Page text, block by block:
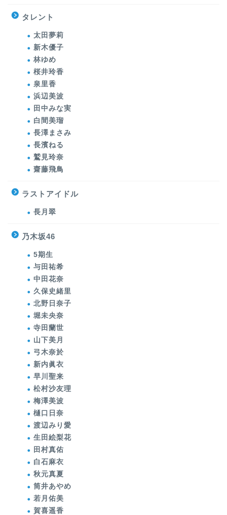
タレント
太田夢莉
新木優子
林ゆめ
桜井玲香
泉里香
浜辺美波
田中みな実
白間美瑠
長澤まさみ
長濱ねる
鷲見玲奈
齋藤飛鳥
ラストアイドル
長月翠
乃木坂46
5期生
与田祐希
中田花奈
久保史緒里
北野日奈子
堀未央奈
寺田蘭世
山下美月
弓木奈於
新内眞衣
早川聖来
松村沙友理
梅澤美波
樋口日奈
渡辺みり愛
生田絵梨花
田村真佑
白石麻衣
秋元真夏
筒井あやめ
若月佑美
賀喜遥香